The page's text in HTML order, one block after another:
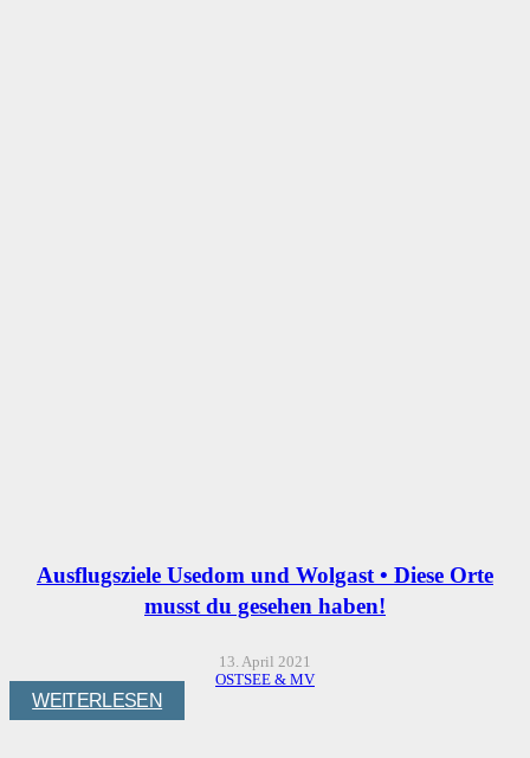
Ausflugsziele Usedom und Wolgast • Diese Orte
musst du gesehen haben!
13. April 2021
OSTSEE & MV
WEITERLESEN